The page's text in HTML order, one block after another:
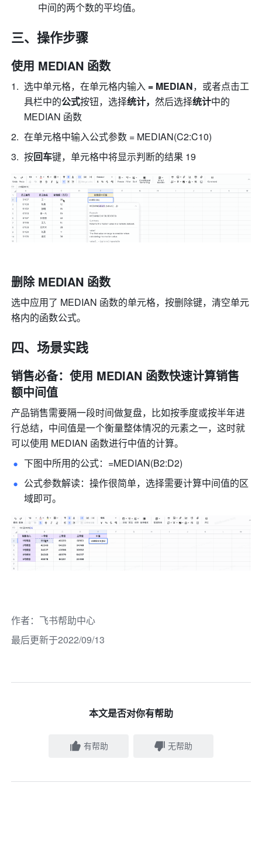
中间的两个数的平均值。
三、操作步骤
使用 MEDIAN 函数
选中单元格，在单元格内输入 = MEDIAN，或者点击工
具栏中的公式按钮，选择统计，然后选择统计中的
MEDIAN 函数
在单元格中输入公式参数 = MEDIAN(C2:C10)
按回车键，单元格中将显示判断的结果 19
删除 MEDIAN 函数
选中应用了 MEDIAN 函数的单元格，按删除键，清空单元
格内的函数公式。
四、场景实践
销售必备：使用 MEDIAN 函数快速计算销售
额中间值
产品销售需要隔一段时间做复盘，比如按季度或按半年进
行总结，中间值是一个衡量整体情况的元素之一，这时就
可以使用 MEDIAN 函数进行中值的计算。
下图中所用的公式：=MEDIAN(B2:D2)
公式参数解读：操作很简单，选择需要计算中间值的区
域即可。
作者： 飞书帮助中心
最后更新于2022/09/13
本文是否对你有帮助
有帮助 无帮助